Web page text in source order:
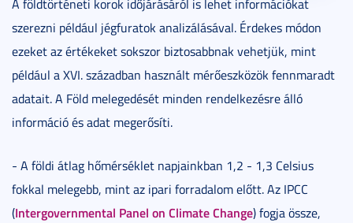
A földtörténeti korok időjárásáról is lehet információkat
szerezni például jégfuratok analizálásával. Érdekes módon
ezeket az értékeket sokszor biztosabbnak vehetjük, mint
például a XVI. században használt mérőeszközök fennmaradt
adatait. A Föld melegedését minden rendelkezésre álló
információ és adat megerősíti.
- A földi átlag hőmérséklet napjainkban 1,2 - 1,3 Celsius
fokkal melegebb, mint az ipari forradalom előtt. Az IPCC
(Intergovernmental Panel on Climate Change) fogja össze,